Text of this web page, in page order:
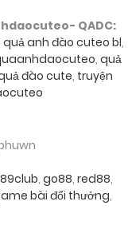
QADC:
quả anh đào cuteo bl,
, quả
đào cute, truyện
, go88, red88,
bài đổi thưởng,